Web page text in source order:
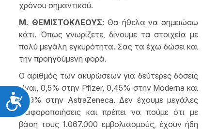
Προσιτότητα
χρόνου σημαντικού.
Μ. ΘΕΜΙΣΤΟΚΛΕΟΥΣ: Θα ήθελα να σημειώσω
κάτι. Όπως γνωρίζετε, δίνουμε τα στοιχεία με
πολύ μεγάλη εγκυρότητα. Σας τα έχω δώσει και
την προηγούμενη φορά.
Ο αριθμός των ακυρώσεων για δεύτερες δόσεις
είναι, 0,5% στην Pfizer, 0,45% στην Moderna και
1,89% στην AstraZeneca. Δεν έχουμε μεγάλες
διαφοροποιήσεις και πρέπει να πούμε ότι με
βάση τους 1.067.000 εμβολιασμούς, έχουν ήδη